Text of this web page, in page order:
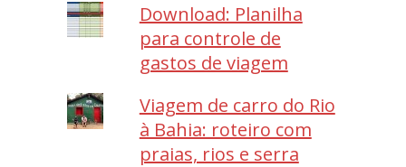
Download: Planilha
para controle de
gastos de viagem
Viagem de carro do Rio
à Bahia: roteiro com
praias, rios e serra